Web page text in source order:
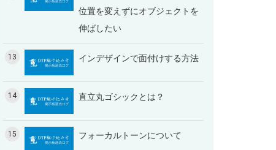
位置を変えずにオブジェクトを
伸ばしたい
13 インデザインで面付けする方法
14 直立丸ゴシックとは？
15 フォーカルトーンについて